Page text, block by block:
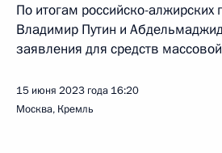
По итогам российско-алжирских
Владимир Путин и
заявления для средств
15 июня 2023 года 16:20
Москва, Кремль